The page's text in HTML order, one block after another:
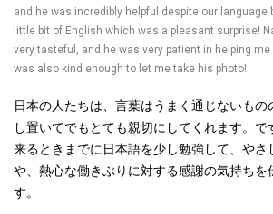
and he was incredibly helpful despite our language
little bit of English which was a pleasant surprise!
very tasteful, and he was very patient in helping me
was also kind enough to let me take his photo!
日本の人たちは、言葉はうまく通じないもの
し置いてでもとても親切にしてくれます。で
来るときまでに日本語を少し勉強して、やさ
や、熱心な働きぶりに対する感謝の気持ちを
す。